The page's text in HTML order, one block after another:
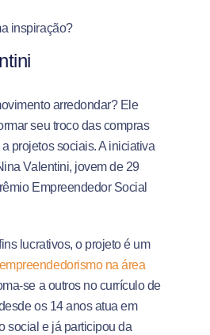
inspiração?
arredondar? Ele
seu troco das compras
projetos sociais. A iniciativa
Valentini, jovem de 29
Empreendedor Social
lucrativos, o projeto é um
empreendedorismo na área
se a outros no currículo de
os 14 anos atua em
social e já participou da